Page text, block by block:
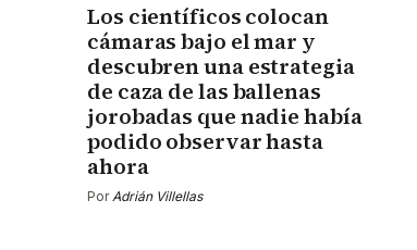
Los científicos colocan
cámaras bajo el mar y
descubren una estrategia
de caza de las ballenas
jorobadas que nadie había
podido observar hasta
ahora
Por Adrián Villellas